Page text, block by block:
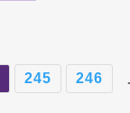
245 246